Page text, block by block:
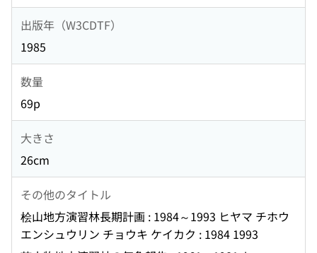
出版年（W3CDTF）
1985
数量
69p
大きさ
26cm
その他のタイトル
桧山地方演習林長期計画 : 1984～1993 ヒヤマ チホウ
エンシュウリン チョウキ ケイカク : 1984 1993